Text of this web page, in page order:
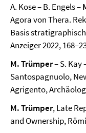
A. Kose – B. Engels –
Agora von Thera.
Basis
Anzeiger 2022,
M. Trümper– S. Kay
Santospagnuolo,
Agrigento,
M. Trümper, Late
and Ownership,